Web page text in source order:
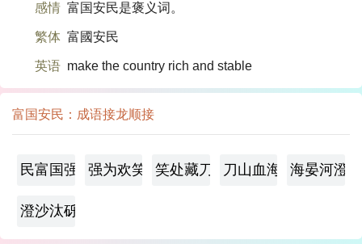
感情 富国安民是褒义词。
繁体 富國安民
英语 make the country rich and stable
富国安民：成语接龙顺接
民富国强 强为欢笑 笑处藏刀 刀山血海 海晏河澄
澄沙汰砾